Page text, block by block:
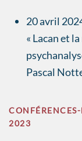
20 avril
« Lacan et
Pascal
2023